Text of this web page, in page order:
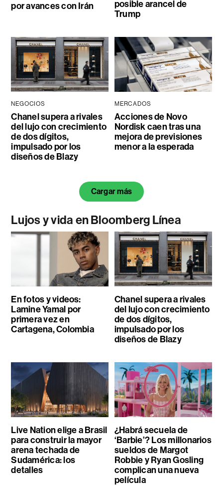
por avances con Irán
posible arancel de
Trump
NEGOCIOS
Chanel supera a rivales
del lujo con crecimiento
de dos dígitos,
impulsado por los
diseños de Blazy
MERCADOS
Acciones de Novo
Nordisk caen tras una
mejora de previsiones
menor a la esperada
Cargar más
Lujos y vida en Bloomberg Línea
En fotos y videos:
Lamine Yamal por
primera vez en
Cartagena, Colombia
Chanel supera a rivales
del lujo con crecimiento
de dos dígitos,
impulsado por los
diseños de Blazy
Live Nation elige a Brasil
para construir la mayor
arena techada de
Sudamérica: los
detalles
¿Habrá secuela de
‘Barbie’? Los millonarios
sueldos de Margot
Robbie y Ryan Gosling
complican una nueva
película